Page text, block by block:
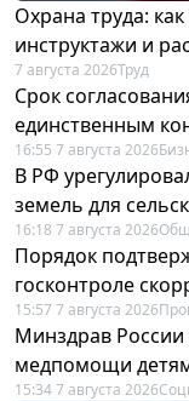
Охрана труда:
инструктажи и
7 августа 2026Труд
Срок
единственным
16:55 7 августа 2026
В РФ
земель для
16:18 7 августа 2026
Порядок
госконтроле
15:57 7 августа 2026
Минздрав России
медпомощи
15:34 7 августа 2026